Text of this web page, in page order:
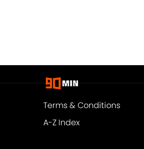
Terms & Conditions
A-Z Index